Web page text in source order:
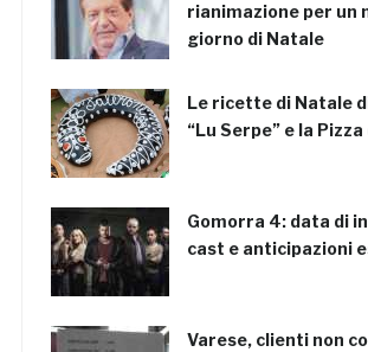
rianimazione per un
giorno di Natale
Le ricette di Natale
“Lu Serpe” e la
Gomorra 4: data di
cast e anticipazioni
Varese, clienti non